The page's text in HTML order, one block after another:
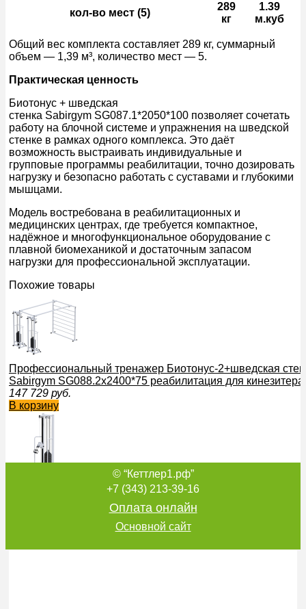
кол-во мест (5)
289
кг
1.39
м.куб
Общий вес комплекта составляет 289 кг, суммарный
объем — 1,39 м³, количество мест — 5.
Практическая ценность
Биотонус + шведская
стенка Sabirgym SG087.1*2050*100 позволяет сочетать
работу на блочной системе и упражнения на шведской
стенке в рамках одного комплекса. Это даёт
возможность выстраивать индивидуальные и
групповые программы реабилитации, точно дозировать
нагрузку и безопасно работать с суставами и глубокими
мышцами.
Модель востребована в реабилитационных и
медицинских центрах, где требуется компактное,
надёжное и многофункциональное оборудование с
плавной биомеханикой и достаточным запасом
нагрузки для профессиональной эксплуатации.
Похожие товары
Профессиональный тренажер Биотонус-2+шведская
Sabirgym SG088.2х2400*75 реабилитация для
147 729 руб.
В корзину
Профессиональный силовой тренажер на жим стоя
кумитеспорт стек 100 кг
© “Кеттлер1.рф”
+7 (343) 213-39-16
Оплата онлайн
Основной сайт